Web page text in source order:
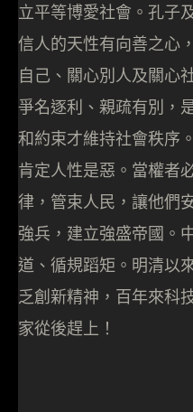
立平等博愛社會。孔子
信人的天性有向善之心
自己、關心別人及關心
爭名逐利、親疏有別，
和約束才維持社會秩序
肯定人性是惡。當權者
律，管束人民，讓他們
強兵，建立強盛帝國。
道、循規蹈矩。明清以
乏創新精神，百年來科
家從後趕上！